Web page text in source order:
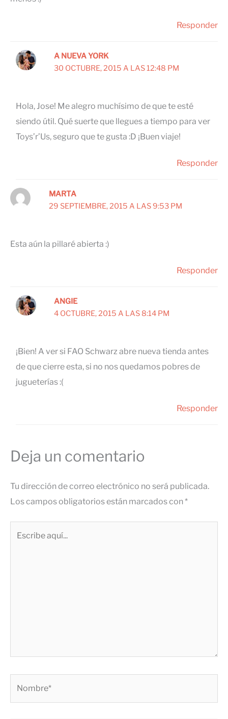
Responder
A NUEVA YORK
30 OCTUBRE, 2015 A LAS 12:48 PM
Hola, Jose! Me alegro muchísimo de que te esté
siendo útil. Qué suerte que llegues a tiempo para ver
Toys’r’Us, seguro que te gusta :D ¡Buen viaje!
Responder
MARTA
29 SEPTIEMBRE, 2015 A LAS 9:53 PM
Esta aún la pillaré abierta :)
Responder
ANGIE
4 OCTUBRE, 2015 A LAS 8:14 PM
¡Bien! A ver si FAO Schwarz abre nueva tienda antes
de que cierre esta, si no nos quedamos pobres de
jugueterías :(
Responder
Deja un comentario
Tu dirección de correo electrónico no será publicada.
Los campos obligatorios están marcados con*